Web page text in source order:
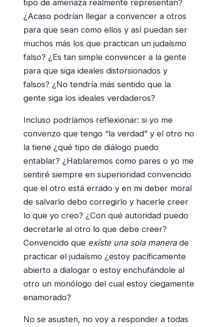
tipo de amenaza realmente representan?
¿Acaso podrían llegar a convencer a otros
para que sean como ellos y así puedan ser
muchos más los que practican un judaísmo
falso? ¿Es tan simple convencer a la gente
para que siga ideales distorsionados y
falsos? ¿No tendría más sentido que la
gente siga los ideales verdaderos?
Incluso podríamos reflexionar: si yo me
convenzo que tengo “la verdad” y el otro no
la tiene ¿qué tipo de diálogo puedo
entablar? ¿Hablaremos como pares o yo me
sentiré siempre en superioridad convencido
que el otro está errado y en mi deber moral
de salvarlo debo corregirlo y hacerle creer
lo que yo creo? ¿Con qué autoridad puedo
decretarle al otro lo que debe creer?
Convencido que existe una sola manerade
practicar el judaísmo ¿estoy pacíficamente
abierto a dialogar o estoy enchufándole al
otro un monólogo del cual estoy ciegamente
enamorado?
No se asusten, no voy a responder a todas